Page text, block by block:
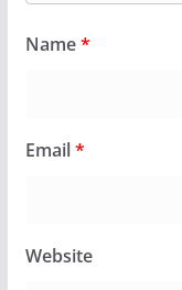
Name*
Email*
Website